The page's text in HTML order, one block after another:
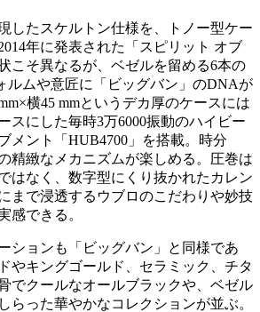
したスケルトン仕様を、トノー型ケー
年に発表された「スピリット オブ
こそ異なるが、ベゼルを留める6本の
ルムや意匠に「ビッグバン」のDNAが
横45 mmというデカ厚のケースには
スにした毎時3万6000振動のハイビー
メント「HUB4700」を搭載。時分
精緻なメカニズムが楽しめる。圧巻は
はなく、数字型にくり抜かれたカレン
まで浸透するウブロのこだわりや妙技
感できる。
ションも「ビッグバン」と同様であ
やキングゴールド、セラミック、チタ
でクールなオールブラックや、ベゼル
らった華やかなコレクションが並ぶ。